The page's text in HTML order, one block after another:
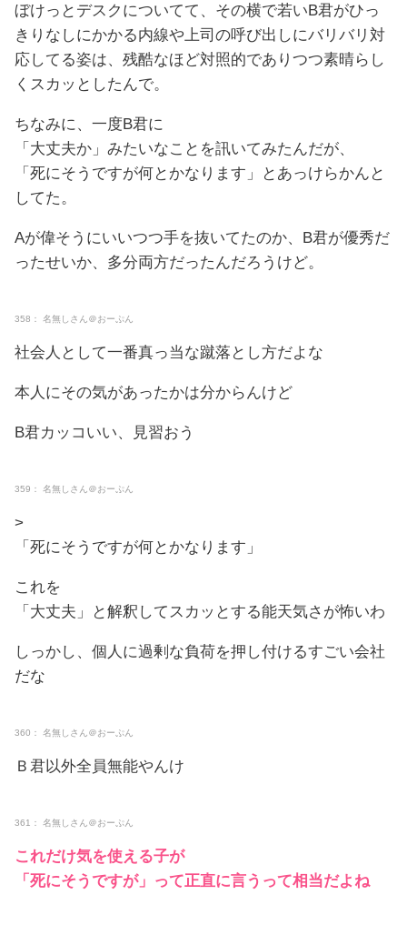
ぼけっとデスクについてて、その横で若いB君がひっ
きりなしにかかる内線や上司の呼び出しにバリバリ対
応してる姿は、残酷なほど対照的でありつつ素晴らし
くスカッとしたんで。
ちなみに、一度B君に
「大丈夫か」みたいなことを訊いてみたんだが、
「死にそうですが何とかなります」とあっけらかんと
してた。
Aが偉そうにいいつつ手を抜いてたのか、B君が優秀だ
ったせいか、多分両方だったんだろうけど。
358： 名無しさん＠おーぷん
社会人として一番真っ当な蹴落とし方だよな
本人にその気があったかは分からんけど
B君カッコいい、見習おう
359： 名無しさん＠おーぷん
>
「死にそうですが何とかなります」
これを
「大丈夫」と解釈してスカッとする能天気さが怖いわ
しっかし、個人に過剰な負荷を押し付けるすごい会社
だな
360： 名無しさん＠おーぷん
Ｂ君以外全員無能やんけ
361： 名無しさん＠おーぷん
これだけ気を使える子が
「死にそうですが」って正直に言うって相当だよね